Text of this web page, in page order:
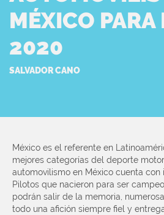
MÉXICO PARA
2020
SALVADOR CANO
México es el referente en
mejores categorías del deporte
automovilismo en México cuenta con
Pilotos que nacieron para ser
podrán salir de la memoria,
todo una afición siempre fiel y